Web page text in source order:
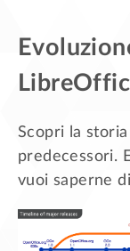
Scopri la
predecessori.
vuoi saperne